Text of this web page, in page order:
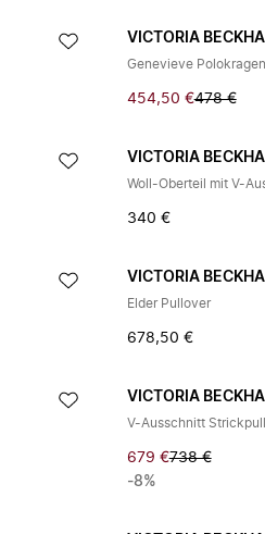
VICTORIA
Genevieve
454,50 €478 €
VICTORIA
Woll-Oberteil mit V-
340 €
VICTORIA
Elder Pullover
678,50 €
VICTORIA
V-Ausschnitt
679 €738 €
-8%